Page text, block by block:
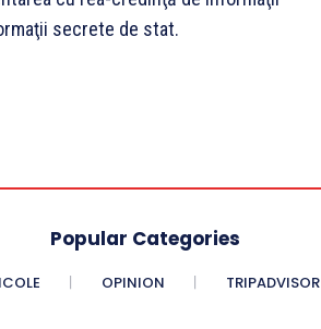
secrete de stat.
Popular Categories
OPINION TRIPADVISOR